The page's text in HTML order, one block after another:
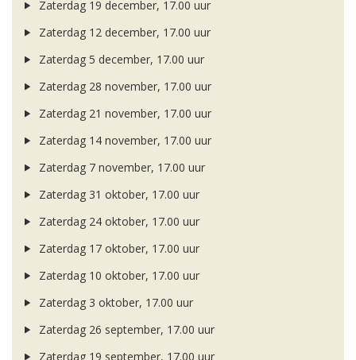
Zaterdag 19 december, 17.00 uur
Zaterdag 12 december, 17.00 uur
Zaterdag 5 december, 17.00 uur
Zaterdag 28 november, 17.00 uur
Zaterdag 21 november, 17.00 uur
Zaterdag 14 november, 17.00 uur
Zaterdag 7 november, 17.00 uur
Zaterdag 31 oktober, 17.00 uur
Zaterdag 24 oktober, 17.00 uur
Zaterdag 17 oktober, 17.00 uur
Zaterdag 10 oktober, 17.00 uur
Zaterdag 3 oktober, 17.00 uur
Zaterdag 26 september, 17.00 uur
Zaterdag 19 september, 17.00 uur